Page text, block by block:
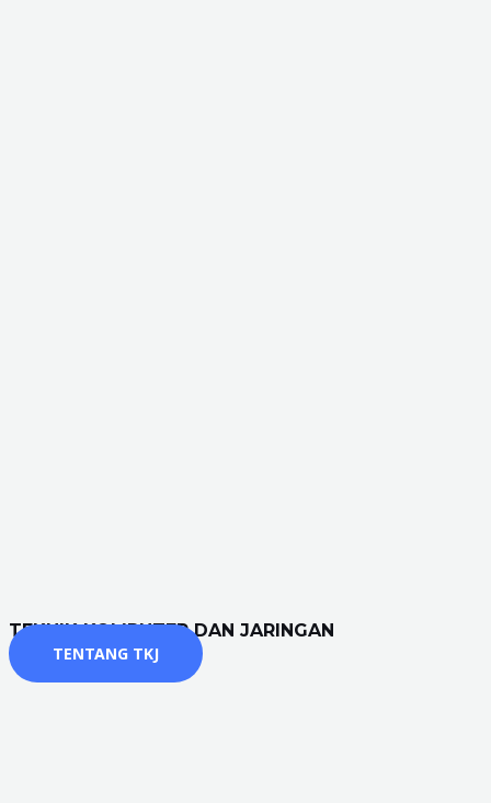
TEKNIK KOMPUTER DAN JARINGAN
TENTANG TKJ